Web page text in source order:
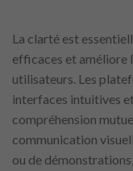
La clarté est
efficaces et améliore
utilisateurs. Les
interfaces intuitives
compréhension
communication
ou de